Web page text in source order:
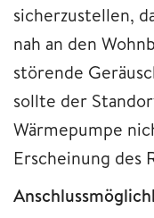
sicherzustellen,
nah an den
störende
sollte der
Wärmepumpe
Erscheinung des